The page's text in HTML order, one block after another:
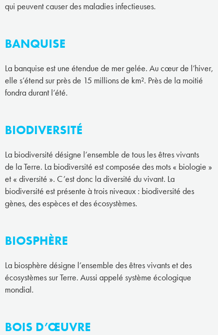
qui peuvent causer des maladies infectieuses.
BANQUISE
La banquise est une étendue de mer gelée. Au cœur de l’hiver,
elle s’étend sur près de 15 millions de km². Près de la moitié
fondra durant l’été.
BIODIVERSITÉ
La biodiversité désigne l’ensemble de tous les êtres vivants
de la Terre. La biodiversité est composée des mots « biologie »
et « diversité ». C’est donc la diversité du vivant. La
biodiversité est présente à trois niveaux : biodiversité des
gènes, des espèces et des écosystèmes.
BIOSPHÈRE
La biosphère désigne l’ensemble des êtres vivants et des
écosystèmes sur Terre. Aussi appelé système écologique
mondial.
BOIS D’ŒUVRE